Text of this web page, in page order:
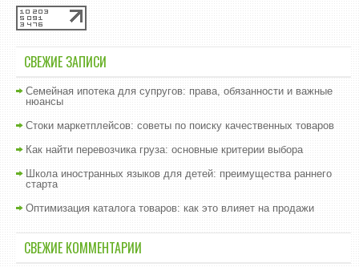
СВЕЖИЕ ЗАПИСИ
Семейная ипотека для супругов: права, обязанности и важные
нюансы
Стоки маркетплейсов: советы по поиску качественных товаров
Как найти перевозчика груза: основные критерии выбора
Школа иностранных языков для детей: преимущества раннего
старта
Оптимизация каталога товаров: как это влияет на продажи
СВЕЖИЕ КОММЕНТАРИИ